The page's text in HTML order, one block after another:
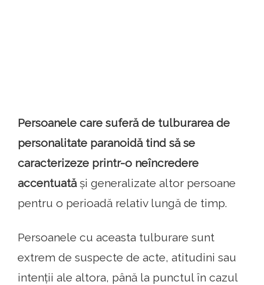
Persoanele care suferă de tulburarea de
personalitate paranoidă tind să se
caracterizeze printr-o neîncredere
accentuatăși generalizate altor persoane
pentru o perioadă relativ lungă de timp.
Persoanele cu aceasta tulburare sunt
extrem de suspecte de acte, atitudini sau
intenții ale altora, până la punctul în cazul